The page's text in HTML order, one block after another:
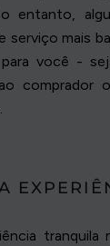
entanto,
mais
você -
tranquila